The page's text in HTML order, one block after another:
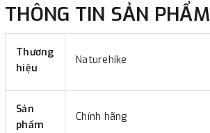
THÔNG TIN SẢN PHẨM
Thương
hiệu
Naturehike
Sản
phẩm
Chính hãng